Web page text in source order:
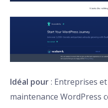
Idéal pour: Entreprises
maintenance WordPress